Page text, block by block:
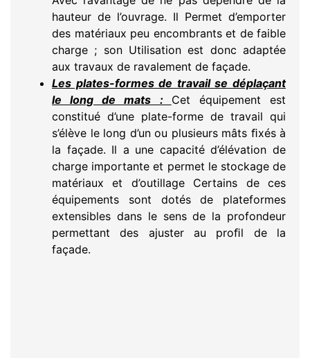
hauteur de l’ouvrage. Il Permet d’emporter
des matériaux peu encombrants et de faible
charge ; son Utilisation est donc adaptée
aux travaux de ravalement de façade.
Les plates-formes de travail se déplaçant
le long de mats : Cet équipement est
constitué d’une plate-forme de travail qui
s’élève le long d’un ou plusieurs mâts ﬁxés à
la façade. Il a une capacité d’élévation de
charge importante et permet le stockage de
matériaux et d’outillage Certains de ces
équipements sont dotés de plateformes
extensibles dans le sens de la profondeur
permettant des ajuster au proﬁl de la
façade.